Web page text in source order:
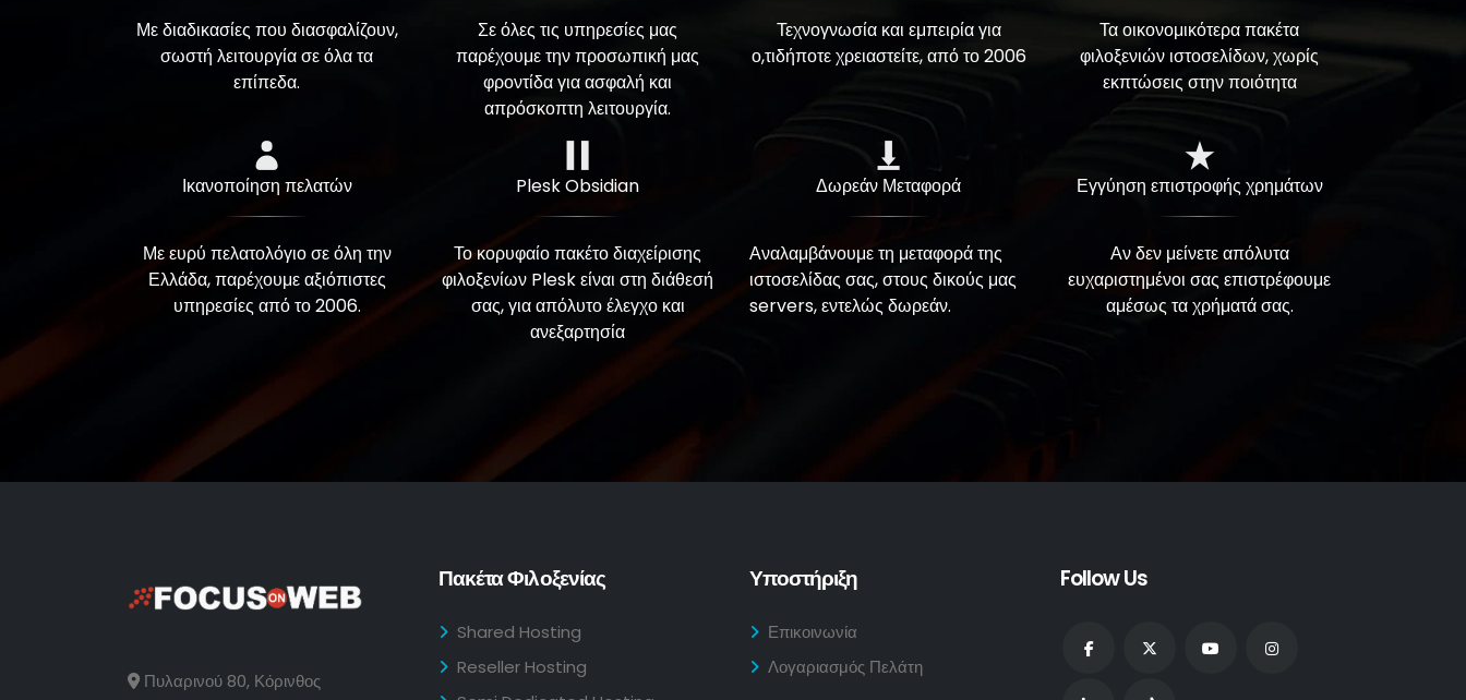
Με διαδικασίες που διασφαλίζουν,
σωστή λειτουργία σε όλα τα
επίπεδα.
Σε όλες τις υπηρεσίες μας
παρέχουμε την προσωπική μας
φροντίδα για ασφαλή και
απρόσκοπτη λειτουργία.
Τεχνογνωσία και εμπειρία για
ο,τιδήποτε χρειαστείτε, από το 2006
Τα οικονομικότερα πακέτα
φιλοξενιών ιστοσελίδων, χωρίς
εκπτώσεις στην ποιότητα
Ικανοποίηση πελατών
Με ευρύ πελατολόγιο σε όλη την
Ελλάδα, παρέχουμε αξιόπιστες
υπηρεσίες από το 2006.
Plesk Obsidian
Το κορυφαίο πακέτο διαχείρισης
φιλοξενίων Plesk είναι στη διάθεσή
σας, για απόλυτο έλεγχο και
ανεξαρτησία
Δωρεάν Μεταφορά
Αναλαμβάνουμε τη μεταφορά της
ιστοσελίδας σας, στους δικούς μας
servers, εντελώς δωρεάν.
Εγγύηση επιστροφής χρημάτων
Αν δεν μείνετε απόλυτα
ευχαριστημένοι σας επιστρέφουμε
αμέσως τα χρήματά σας.
Πυλαρινού 80, Κόρινθος
Πακέτα Φιλοξενίας
Shared Hosting
Reseller Hosting
Υποστήριξη
Επικοινωνία
Λογαριασμός Πελάτη
Follow Us